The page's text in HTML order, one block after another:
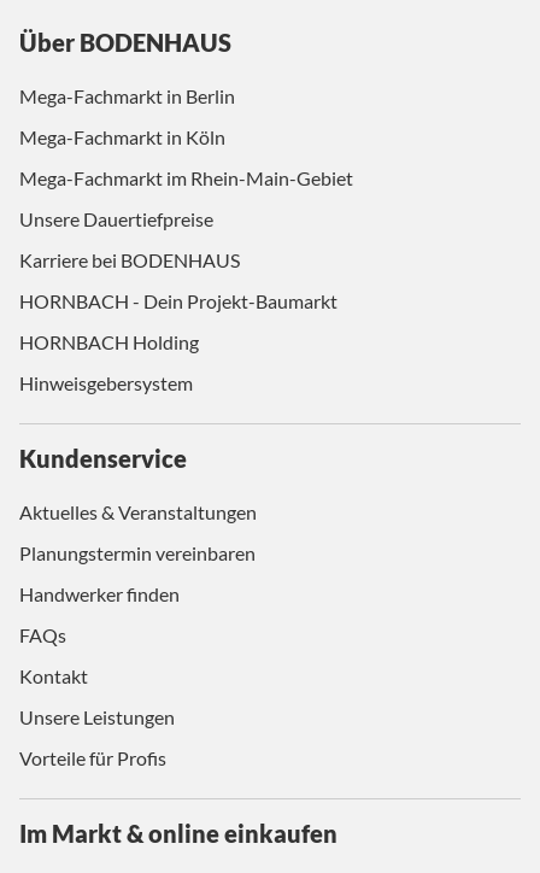
Über BODENHAUS
Mega-Fachmarkt in Berlin
Mega-Fachmarkt in Köln
Mega-Fachmarkt im Rhein-Main-Gebiet
Unsere Dauertiefpreise
Karriere bei BODENHAUS
HORNBACH - Dein Projekt-Baumarkt
HORNBACH Holding
Hinweisgebersystem
Kundenservice
Aktuelles & Veranstaltungen
Planungstermin vereinbaren
Handwerker finden
FAQs
Kontakt
Unsere Leistungen
Vorteile für Profis
Im Markt & online einkaufen